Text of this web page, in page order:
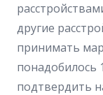
другие
принимать
понадобилось
подтвердить